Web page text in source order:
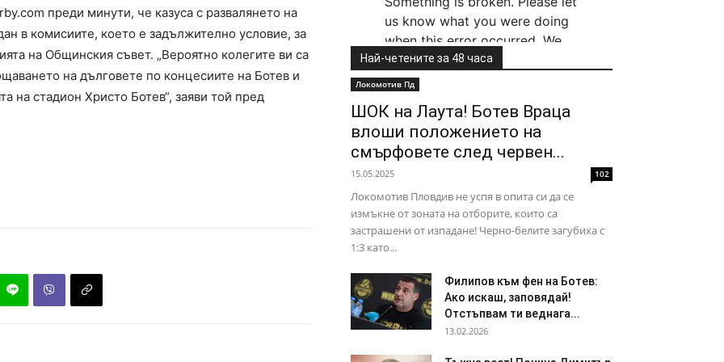
преди минути, че казуса с развалянето на
в комисиите, което е задължително условие, за
на Общинския съвет. „Вероятно колегите ви са
на дълговете по концесиите на Ботев и
на стадион Христо Ботев“, заяви той пред
Най-четените за 48 часа
Локомотив Пд
ШОК на Лаута! Ботев Враца
влоши положението на
смърфовете след червен...
15.05.2025 102
Локомотив Пловдив не успя в опита си да се
измъкне от зоната на отборите, които са
застрашени от изпадане! Черно-белите загубиха с
1:3 като...
Филипов към фен на Ботев:
Ако искаш, заповядай!
Отстъпвам ти веднага...
13.02.2026